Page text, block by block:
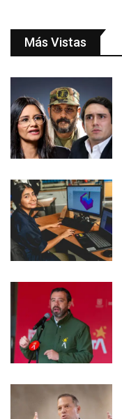
Más Vistas